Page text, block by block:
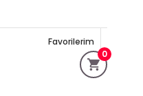
0
Favorilerim